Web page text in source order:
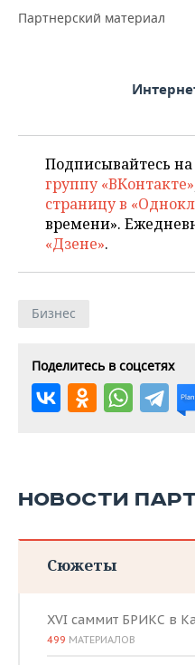
Партнерский материал
Подписывайтесь на
группу «ВКонтакте»
страницу в
времени».
«Дзене».
Бизнес
Поделитесь в соцсетях
НОВОСТИ
Сюжеты
XVI саммит БРИКС в
499 МАТЕРИАЛОВ